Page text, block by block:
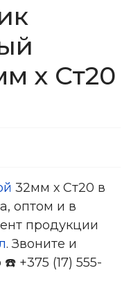
х Ст20
32мм х Ст20 в
оптом и в
продукции
. Звоните и
+375 (17) 555-